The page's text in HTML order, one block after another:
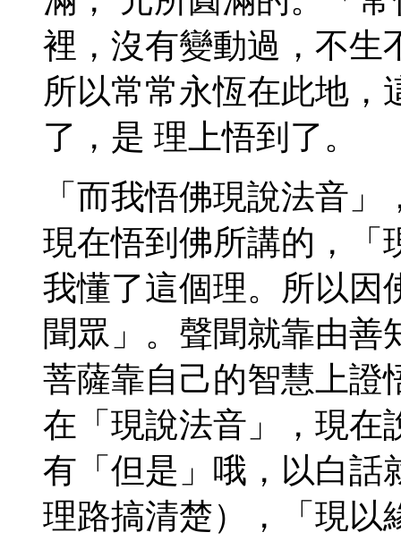
裡，沒有變動過，不生
所以常常永恆在此地，
了，是 理上悟到了。
「而我悟佛現說法音
現在悟到佛所講的，「
我懂了這個理。所以因
聞眾」。聲聞就靠由善
菩薩靠自己的智慧上證
在「現說法音」，現在
有「但是」哦，以白話
理路搞清楚），「現以